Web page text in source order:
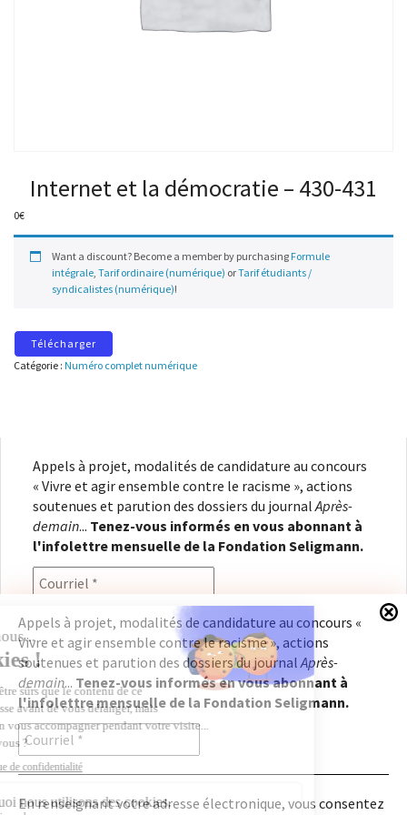
Internet et la démocratie – 430-431
0€
Want a discount? Become a member by purchasing Formule
intégrale, Tarif ordinaire (numérique) orTarif étudiants /
syndicalistes (numérique)!
Télécharger
Catégorie : Numéro complet numérique
Appels à projet, modalités de candidature au concours
« Vivre et agir ensemble contre le racisme », actions
soutenues et parution des dossiers du journal Après-
demain... Tenez-vous informés en vous abonnant à
l'infolettre mensuelle de la Fondation Seligmann.
En renseignant votre adresse électronique, vous
consentez à recevoir l'infolettre de la Fondation
Seligmann, conformément à notrepolitique de
confidentialité. Il vous sera possible de vous
désabonner à tout moment.
Appels à projet, modalités de candidature au concours «
Vivre et agir ensemble contre le racisme », actions
soutenues et parution des dossiers du journalAprès-
demain... Tenez-vous informés en vous abonnant à
l'infolettre mensuelle de la Fondation Seligmann.
En renseignant votre adresse électronique, vous consentez